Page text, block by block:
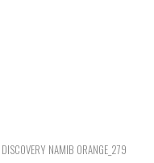
DISCOVERY NAMIB ORANGE_279